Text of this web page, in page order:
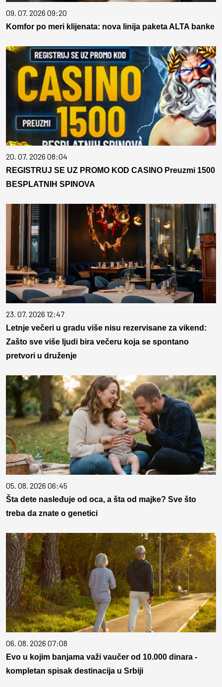
09. 07. 2026 09:20
Komfor po meri klijenata: nova linija paketa ALTA banke
20. 07. 2026 08:04
REGISTRUJ SE UZ PROMO KOD CASINO Preuzmi 1500
BESPLATNIH SPINOVA
23. 07. 2026 12:47
Letnje večeri u gradu više nisu rezervisane za vikend:
Zašto sve više ljudi bira večeru koja se spontano
pretvori u druženje
05. 08. 2026 06:45
Šta dete nasleđuje od oca, a šta od majke? Sve što
treba da znate o genetici
06. 08. 2026 07:08
Evo u kojim banjama važi vaučer od 10.000 dinara -
kompletan spisak destinacija u Srbiji